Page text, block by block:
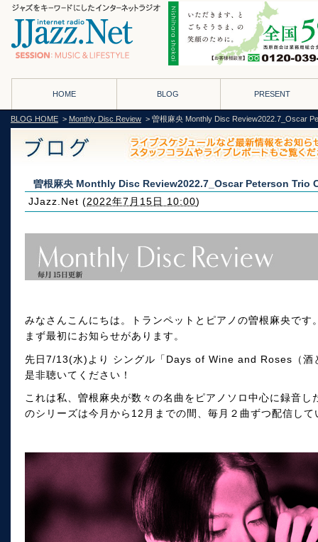
HOME BLOG PRESENT
BLOG HOME > Monthly Disc Review > 曽根麻央 Monthly Disc Review2022.7_Oscar
曽根麻央 Monthly Disc Review2022.7_Oscar Peterson Trio
JJazz.Net (2022年7月15日 10:00)
みなさんこんにちは。トランペットとピアノの曽根麻央です
まず最初にお知らせがあります。
先日7/13(水)より シングル「Days of Wine and Roses（酒
是非聴いてください！
これは私、曽根麻央が数々の名曲をピアノソロ中心に録音
のシリーズは今月から12月までの間、毎月２曲ずつ配信し